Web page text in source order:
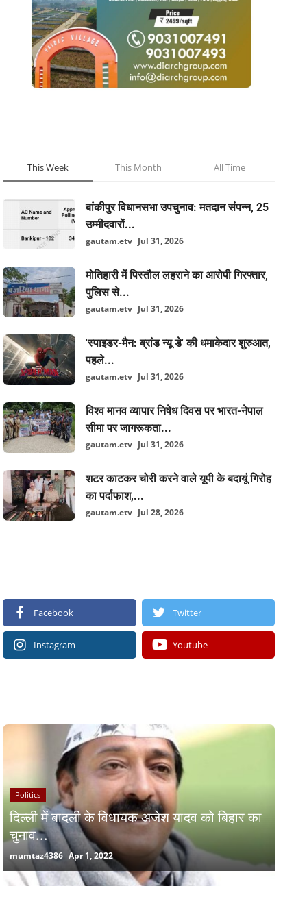
This Week This Month All Time
बांकीपुर विधानसभा उपचुनाव: मतदान संपन्न, 25
उम्मीदवारों...
gautam.etv Jul 31, 2026
मोतिहारी में पिस्तौल लहराने का आरोपी गिरफ्तार,
पुलिस से...
gautam.etv Jul 31, 2026
'स्पाइडर-मैन: ब्रांड न्यू डे' की धमाकेदार शुरुआत,
पहले...
gautam.etv Jul 31, 2026
विश्व मानव व्यापार निषेध दिवस पर भारत-नेपाल
सीमा पर जागरूकता...
gautam.etv Jul 31, 2026
शटर काटकर चोरी करने वाले यूपी के बदायूं गिरोह
का पर्दाफाश,...
gautam.etv Jul 28, 2026
Facebook Twitter
Instagram Youtube
Politics
दिल्ली में बादली के विधायक अजेश यादव को बिहार का
चुनाव...
mumtaz4386 Apr 1, 2022